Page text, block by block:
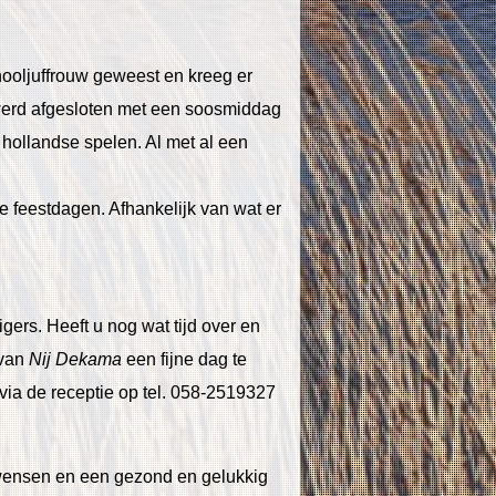
geweest en kreeg er
afgesloten met een soosmiddag
spelen. Al met al een
feestdagen. Afhankelijk van wat er
Heeft u nog wat tijd over en
Nij Dekamaeen fijne dag te
de receptie op tel. 058-2519327
en een gezond en gelukkig